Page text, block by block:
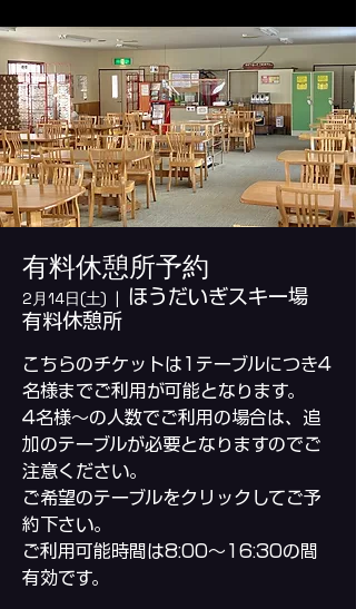
有料休憩所予約
2月14日(土)
  |
ほうだいぎスキー場
有料休憩所
こちらのチケットは1テーブルにつき4
名様までご利用が可能となります。
4名様～の人数でご利用の場合は、追
加のテーブルが必要となりますのでご
注意ください。
ご希望のテーブルをクリックしてご予
約下さい。
ご利用可能時間は8:00～16:30の間